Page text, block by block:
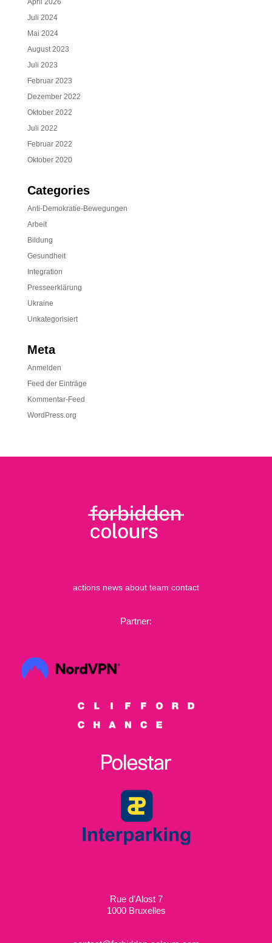
April 2026
Juli 2024
Mai 2024
August 2023
Juli 2023
Februar 2023
Dezember 2022
Oktober 2022
Juli 2022
Februar 2022
Oktober 2020
Categories
Anti-Demokratie-Bewegungen
Arbeit
Bildung
Gesundheit
Integration
Presseerklärung
Ukraine
Unkategorisiert
Meta
Anmelden
Feed der Einträge
Kommentar-Feed
WordPress.org
actions news about team contact
Partner:
Rue d’Alost 7
1000 Bruxelles